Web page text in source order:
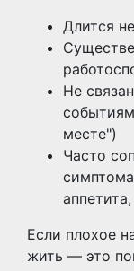
Длится
Не
месте")
Часто
Если плохое
жить — это